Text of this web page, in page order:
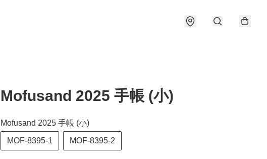
Mofusand 2025 手帳 (小)
Mofusand 2025 手帳 (小)
MOF-8395-1 MOF-8395-2